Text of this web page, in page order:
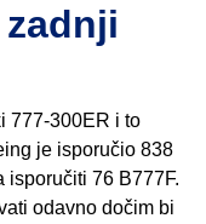
777-300ER i to
je isporučio 838
isporučiti 76 B777F.
odavno dočim bi